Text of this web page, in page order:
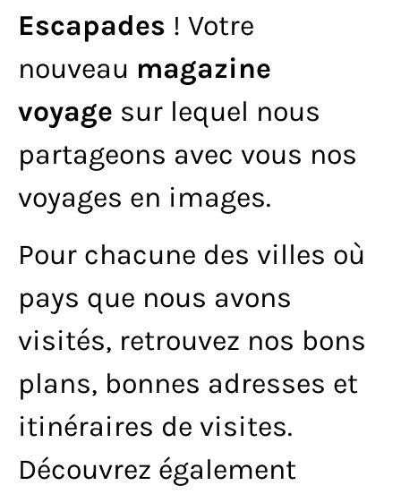
Escapades ! Votre
nouveau magazine
voyage sur lequel nous
partageons avec vous nos
voyages en images.
Pour chacune des villes où
pays que nous avons
visités, retrouvez nos bons
plans, bonnes adresses et
itinéraires de visites.
Découvrez également